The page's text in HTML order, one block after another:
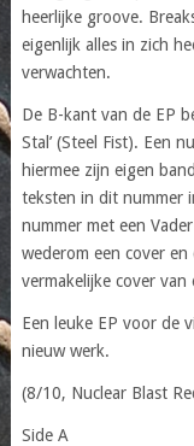
heerlijke groove.
eigenlijk alles in zich
verwachten.
De B-kant van de EP
Stal’ (Steel Fist). Een
hiermee zijn eigen
teksten in dit nummer
nummer met een
wederom een cover en
vermakelijke cover van
Een leuke EP voor de
nieuw werk.
(8/10, Nuclear Blast
Side A